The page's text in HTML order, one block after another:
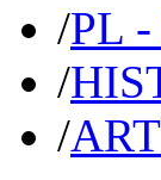
/PL -
/
/